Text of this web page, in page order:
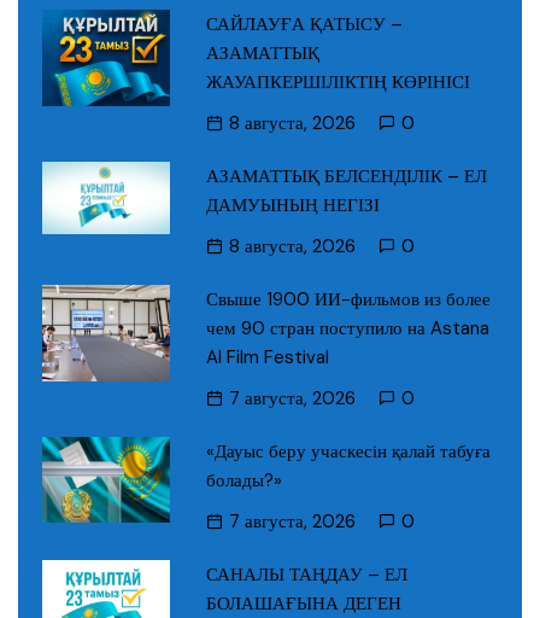
САЙЛАУҒА ҚАТЫСУ –
АЗАМАТТЫҚ
ЖАУАПКЕРШІЛІКТІҢ КӨРІНІСІ
8 августа, 2026
0
АЗАМАТТЫҚ БЕЛСЕНДІЛІК – ЕЛ
ДАМУЫНЫҢ НЕГІЗІ
8 августа, 2026
0
Свыше 1900 ИИ-фильмов из более
чем 90 стран поступило на Astana
AI Film Festival
7 августа, 2026
0
«Дауыс беру учаскесін қалай табуға
болады?»
7 августа, 2026
0
САНАЛЫ ТАҢДАУ – ЕЛ
БОЛАШАҒЫНА ДЕГЕН